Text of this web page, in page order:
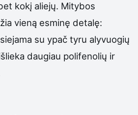
kokį aliejų. Mitybos
vieną esminę detalę:
su ypač tyru alyvuogių
daugiau polifenolių ir